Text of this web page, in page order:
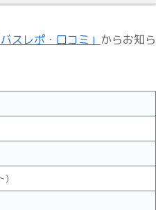
バスレポ・口コミ」 からお知ら
)